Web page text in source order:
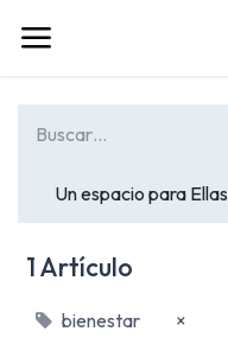
Un espacio para Ellas
1 Artículo
bienestar ×